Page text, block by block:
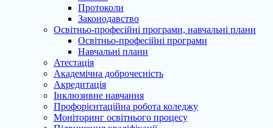
Протоколи
Законодавство
Освітньо-професійні програми, навчальні плани
Освітньо-професійні програми
Навчальні плани
Атестація
Академічна доброчесність
Акредитація
Інклюзивне навчання
Профорієнтаційна робота коледжу
Моніторинг освітнього процесу